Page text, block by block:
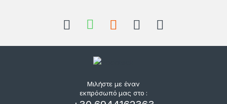
Μιλήστε με έναν
εκπρόσωπό μας στο :